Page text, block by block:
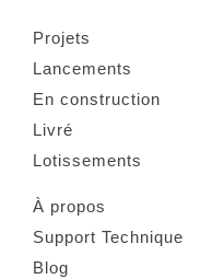
Projets
Lancements
En construction
Livré
Lotissements
À propos
Support Technique
Blog